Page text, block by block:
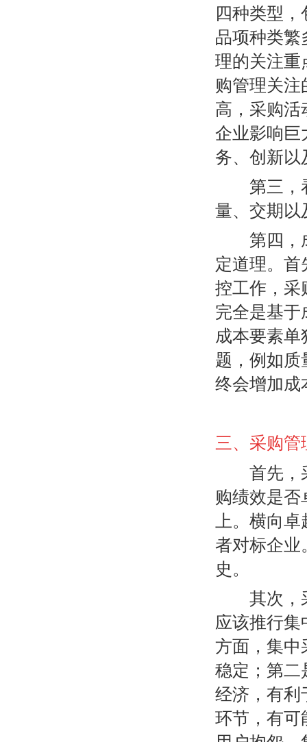
四种类型
品项种类繁
理的关注重
购管理关
高，采购活
企业影响巨
务、创新以
第三，看
量、交期以
第四，成
定道理。
控工作，采
完全是基于
成本要素
题，例如质
终会增加成
三、采购管
首先，采
购绩效是
上。横向卓
者对标企业
史。
其次，采
应该推行集
方面，集中
稳定；第二
经济，有利
环节，有可